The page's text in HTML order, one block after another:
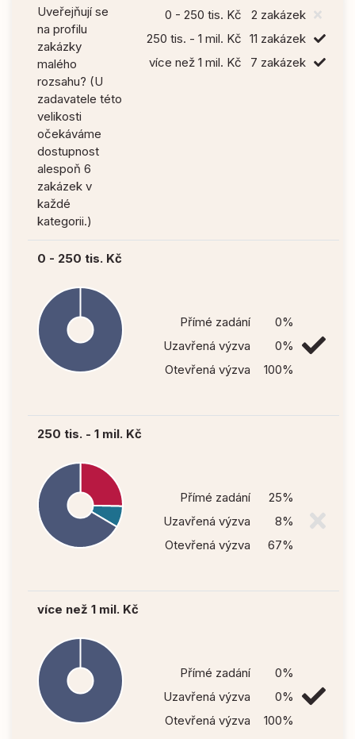
Uveřejňují se
na profilu
zakázky
malého
rozsahu? (U
zadavatele této
velikosti
očekáváme
dostupnost
alespoň 6
zakázek v
každé
kategorii.)
0 - 250 tis. Kč
2 zakázek
250 tis. - 1 mil. Kč 11 zakázek
více než 1 mil. Kč
7 zakázek
0 - 250 tis. Kč
Přímé zadání
0%
Uzavřená výzva
0%
Otevřená výzva
100%
250 tis. - 1 mil. Kč
Přímé zadání
25%
Uzavřená výzva
8%
Otevřená výzva
67%
více než 1 mil. Kč
Přímé zadání
0%
Uzavřená výzva
0%
Otevřená výzva
100%